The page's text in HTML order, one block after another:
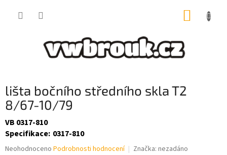
lišta bočního středního skla T2
8/67-10/79
VB 0317-810
Specifikace: 0317-810
Průměrné
Neohodnoceno Podrobnosti hodnocení Značka: nezadáno